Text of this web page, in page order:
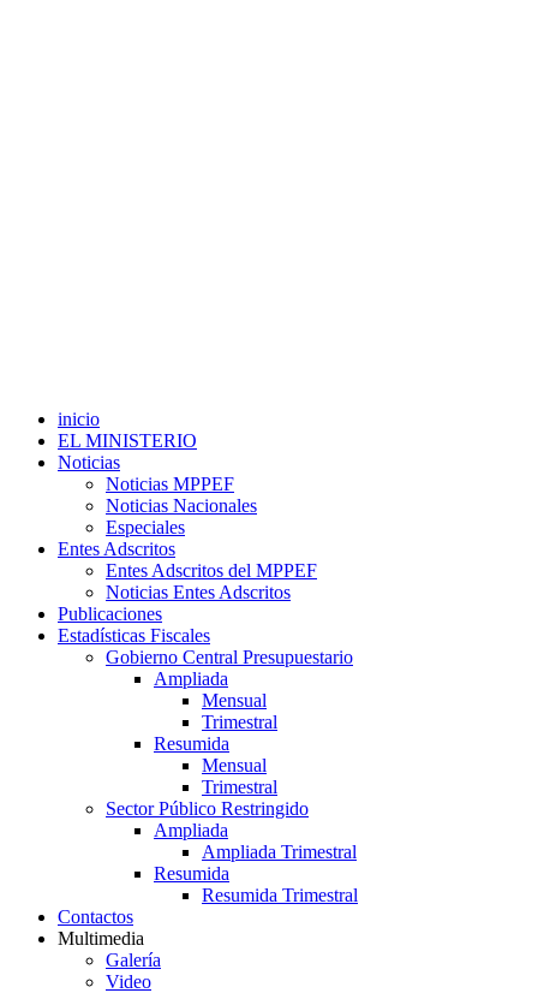
inicio
EL MINISTERIO
Noticias
Noticias MPPEF
Noticias Nacionales
Especiales
Entes Adscritos
Entes Adscritos del MPPEF
Noticias Entes Adscritos
Publicaciones
Estadísticas Fiscales
Gobierno Central Presupuestario
Ampliada
Mensual
Trimestral
Resumida
Mensual
Trimestral
Sector Público Restringido
Ampliada
Ampliada Trimestral
Resumida
Resumida Trimestral
Contactos
Multimedia
Galería
Video